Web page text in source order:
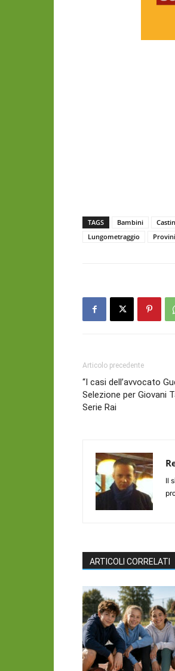
TAGS Bambini
Lungometraggio
Provini
Articolo precedente
“I casi dell’avvocato
Selezione per Giovani
Serie Rai
Il
ARTICOLI CORRELATI